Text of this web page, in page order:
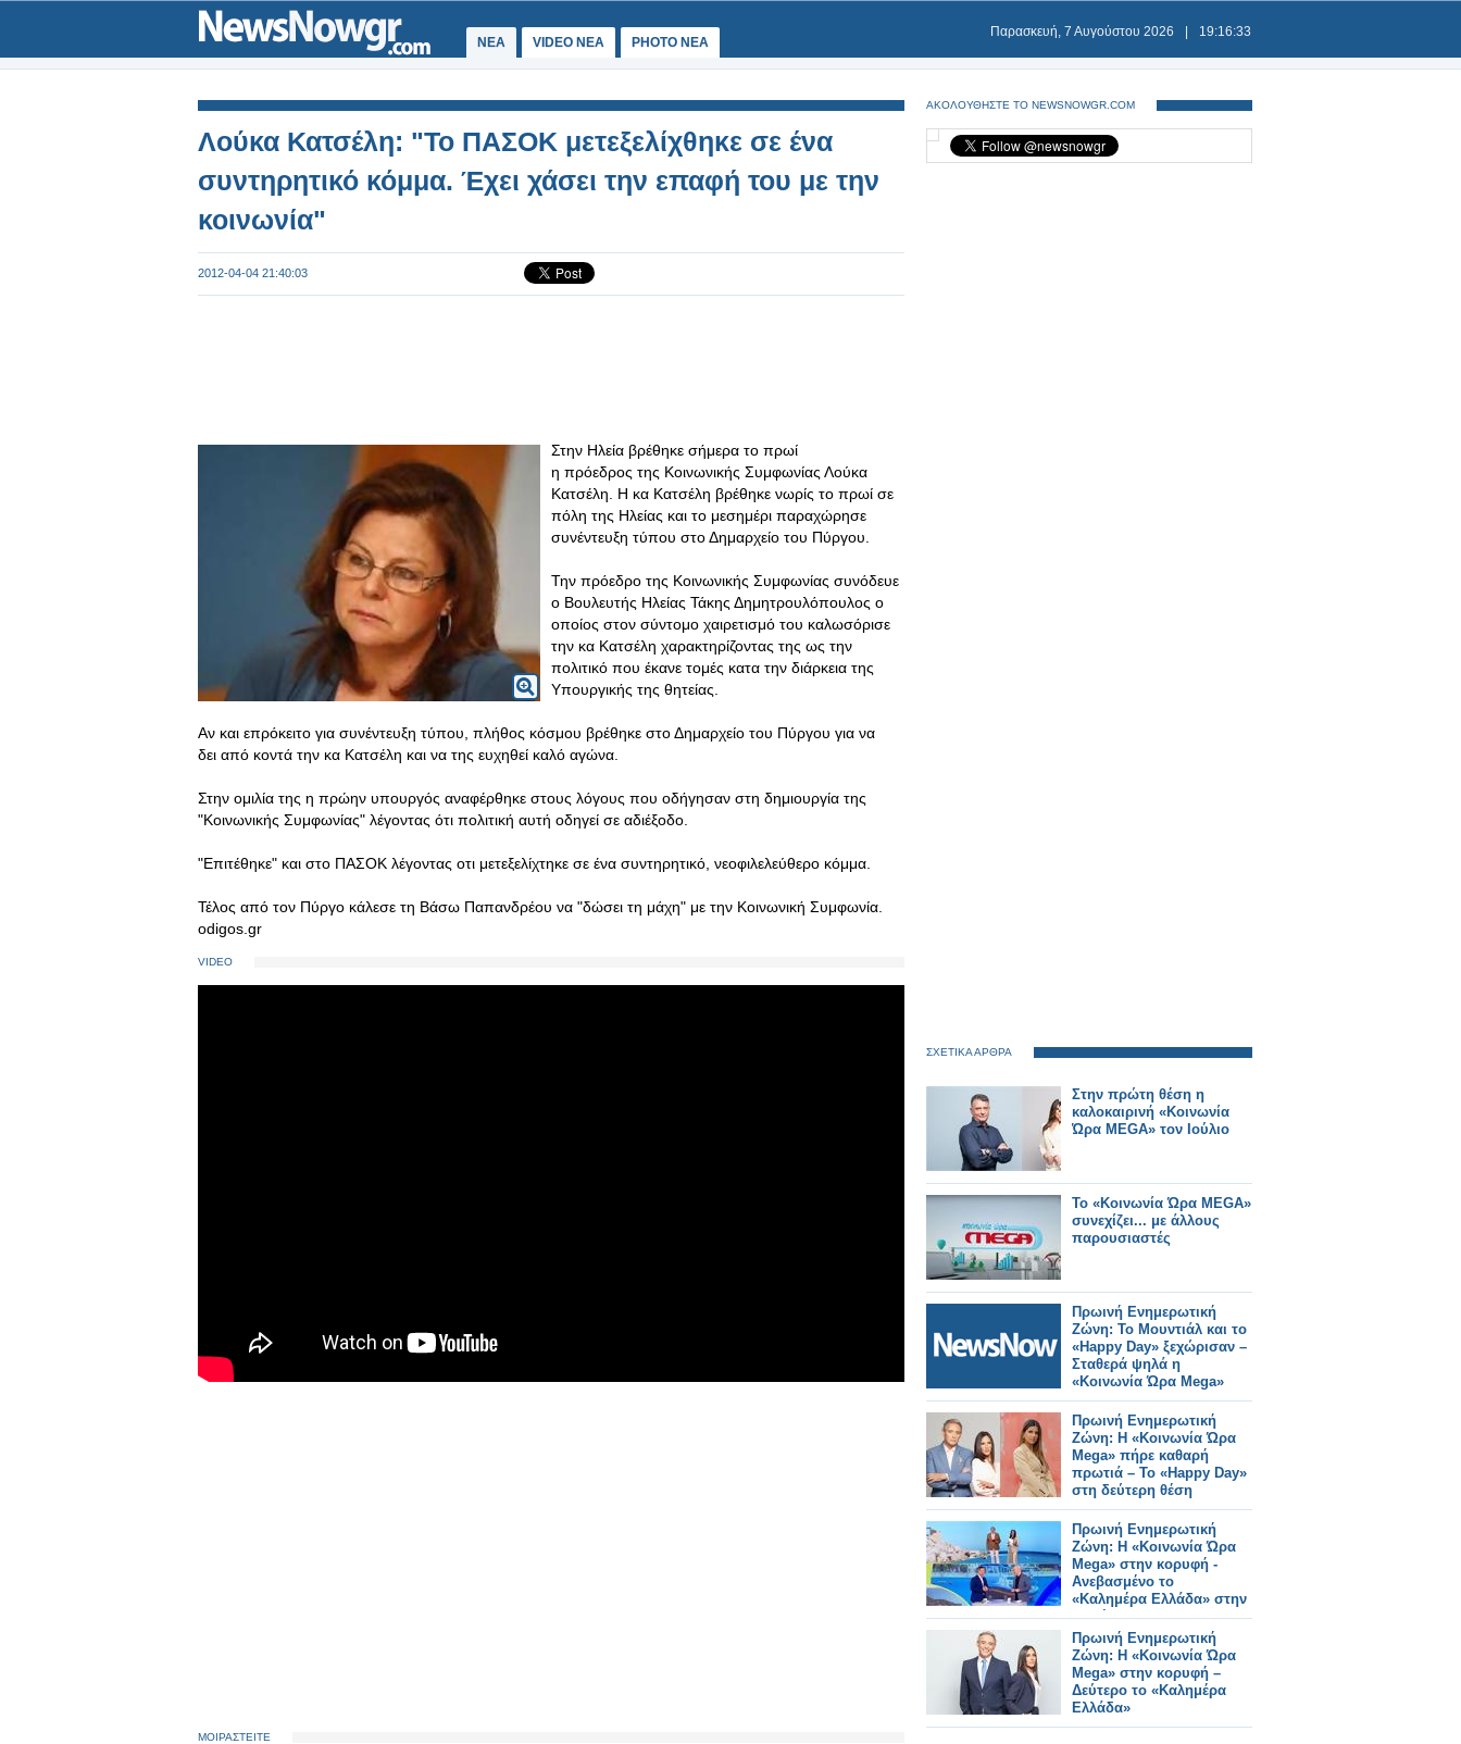
ΝΕΑ VIDEO NEA PHOTO NEA
Παρασκευή, 7 Αυγούστου 2026 19:16:33
Λούκα Κατσέλη: "Το ΠΑΣΟΚ μετεξελίχθηκε σε ένα
συντηρητικό κόμμα. Έχει χάσει την επαφή του με την
κοινωνία"
2012-04-04 21:40:03
Στην Ηλεία βρέθηκε σήμερα το πρωί
η πρόεδρος της Κοινωνικής Συμφωνίας Λούκα
Κατσέλη. Η κα Κατσέλη βρέθηκε νωρίς το πρωί σε
πόλη της Ηλείας και το μεσημέρι παραχώρησε
συνέντευξη τύπου στο Δημαρχείο του Πύργου.
Την πρόεδρο της Κοινωνικής Συμφωνίας συνόδευε
ο Βουλευτής Ηλείας Τάκης Δημητρουλόπουλος ο
οποίος στον σύντομο χαιρετισμό του καλωσόρισε
την κα Κατσέλη χαρακτηρίζοντας της ως την
πολιτικό που έκανε τομές κατα την διάρκεια της
Υπουργικής της θητείας.
Αν και επρόκειτο για συνέντευξη τύπου, πλήθος κόσμου βρέθηκε στο Δημαρχείο του Πύργου για να
δει από κοντά την κα Κατσέλη και να της ευχηθεί καλό αγώνα.
Στην ομιλία της η πρώην υπουργός αναφέρθηκε στους λόγους που οδήγησαν στη δημιουργία της
"Κοινωνικής Συμφωνίας" λέγοντας ότι πολιτική αυτή οδηγεί σε αδιέξοδο.
"Επιτέθηκε" και στο ΠΑΣΟΚ λέγοντας οτι μετεξελίχτηκε σε ένα συντηρητικό, νεοφιλελεύθερο κόμμα.
Τέλος από τον Πύργο κάλεσε τη Βάσω Παπανδρέου να "δώσει τη μάχη" με την Κοινωνική Συμφωνία.
odigos.gr
VIDEO
ΜΟΙΡΑΣΤΕΙΤΕ
ΑΚΟΛΟΥΘΗΣΤΕ ΤΟ NEWSNOWGR.COM
ΣΧΕΤΙΚΑ ΑΡΘΡΑ
Στην πρώτη θέση η
καλοκαιρινή «Κοινωνία
Ώρα MEGA» τον Ιούλιο
Το «Κοινωνία Ώρα MEGA»
συνεχίζει... με άλλους
παρουσιαστές
Πρωινή Ενημερωτική
Ζώνη: Το Μουντιάλ και το
«Happy Day» ξεχώρισαν –
Σταθερά ψηλά η
«Κοινωνία Ώρα Mega»
Πρωινή Ενημερωτική
Ζώνη: Η «Κοινωνία Ώρα
Mega» πήρε καθαρή
πρωτιά – Το «Happy Day»
στη δεύτερη θέση
Πρωινή Ενημερωτική
Ζώνη: Η «Κοινωνία Ώρα
Mega» στην κορυφή -
Ανεβασμένο το
«Καλημέρα Ελλάδα» στην
2η θέση
Πρωινή Ενημερωτική
Ζώνη: Η «Κοινωνία Ώρα
Mega» στην κορυφή –
Δεύτερο το «Καλημέρα
Ελλάδα»